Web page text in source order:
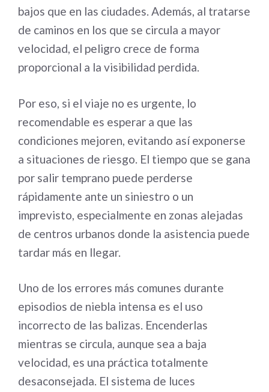
bajos que en las ciudades. Además, al tratarse
de caminos en los que se circula a mayor
velocidad, el peligro crece de forma
proporcional a la visibilidad perdida.
Por eso, si el viaje no es urgente, lo
recomendable es esperar a que las
condiciones mejoren, evitando así exponerse
a situaciones de riesgo. El tiempo que se gana
por salir temprano puede perderse
rápidamente ante un siniestro o un
imprevisto, especialmente en zonas alejadas
de centros urbanos donde la asistencia puede
tardar más en llegar.
Uno de los errores más comunes durante
episodios de niebla intensa es el uso
incorrecto de las balizas. Encenderlas
mientras se circula, aunque sea a baja
velocidad, es una práctica totalmente
desaconsejada. El sistema de luces